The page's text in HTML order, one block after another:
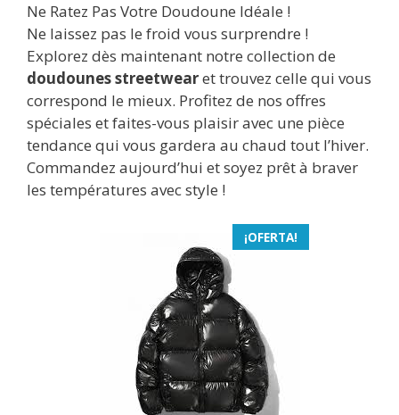
Ne Ratez Pas Votre Doudoune Idéale !
Ne laissez pas le froid vous surprendre !
Explorez dès maintenant notre collection de
doudounes streetwearet trouvez celle qui vous
correspond le mieux. Profitez de nos offres
spéciales et faites-vous plaisir avec une pièce
tendance qui vous gardera au chaud tout l’hiver.
Commandez aujourd’hui et soyez prêt à braver
les températures avec style !
¡OFERTA!